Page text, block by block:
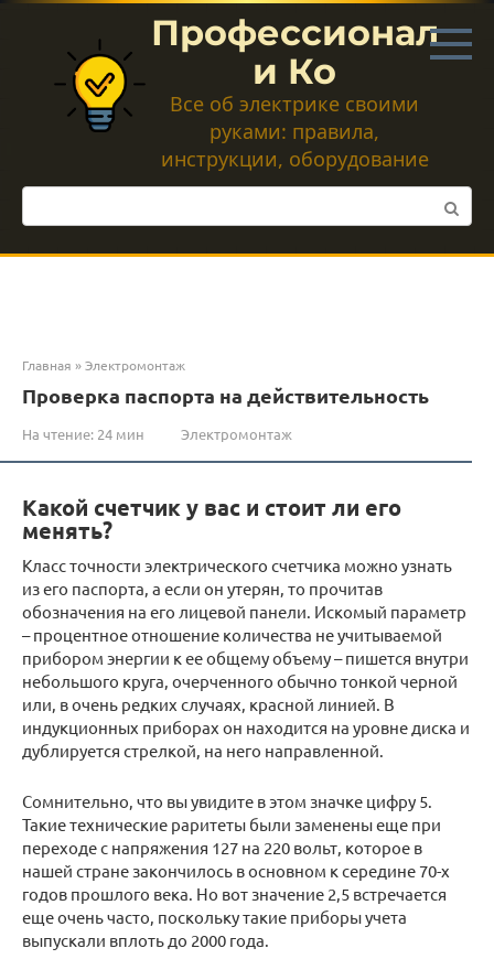
Перейти
контенту
Профессионал
и Ко
Все об электрике своими
руками: правила,
инструкции, оборудование
Поиск:
Главная »Электромонтаж
Проверка паспорта на действительность
На чтение: 24 мин Электромонтаж
Какой счетчик у вас и стоит ли его
менять?
Класс точности электрического счетчика можно узнать
из его паспорта, а если он утерян, то прочитав
обозначения на его лицевой панели. Искомый параметр
– процентное отношение количества не учитываемой
прибором энергии к ее общему объему – пишется внутри
небольшого круга, очерченного обычно тонкой черной
или, в очень редких случаях, красной линией. В
индукционных приборах он находится на уровне диска и
дублируется стрелкой, на него направленной.
Сомнительно, что вы увидите в этом значке цифру 5.
Такие технические раритеты были заменены еще при
переходе с напряжения 127 на 220 вольт, которое в
нашей стране закончилось в основном к середине 70-х
годов прошлого века. Но вот значение 2,5 встречается
еще очень часто, поскольку такие приборы учета
выпускали вплоть до 2000 года.